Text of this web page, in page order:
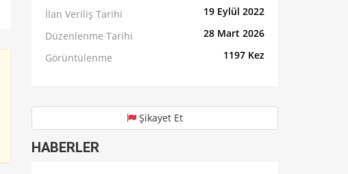
İlan Veriliş Tarihi
19 Eylül 2022
Düzenlenme Tarihi
28 Mart 2026
Görüntülenme
1197 Kez
Şikayet Et
HABERLER